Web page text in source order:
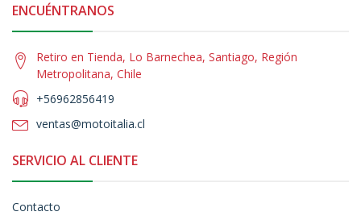
ENCUÉNTRANOS
Retiro en Tienda, Lo Barnechea, Santiago, Región
Metropolitana, Chile
+56962856419
ventas@motoitalia.cl
SERVICIO AL CLIENTE
Contacto